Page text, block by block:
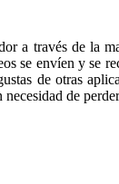
a través de la
se envíen y se
de otras
de